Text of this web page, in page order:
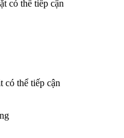
có thể tiếp cận
có thể tiếp cận